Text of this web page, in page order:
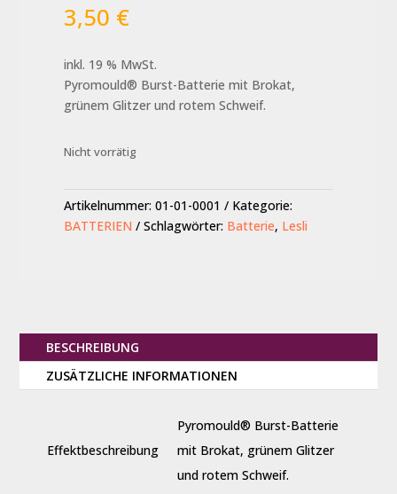
3,50 €
inkl. 19 % MwSt.
Pyromould® Burst-Batterie mit Brokat,
grünem Glitzer und rotem Schweif.
Nicht vorrätig
Artikelnummer:01-01-0001
Kategorie:
BATTERIEN
Schlagwörter: Batterie, Lesli
BESCHREIBUNG
ZUSÄTZLICHE INFORMATIONEN
Effektbeschreibung
Pyromould® Burst-Batterie
mit Brokat, grünem Glitzer
und rotem Schweif.